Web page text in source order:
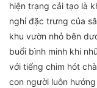
hiện trạng cải tạo là
nghỉ đặc trưng của
khu vườn nhỏ bên
buổi bình minh khi
với tiếng chim hót
con người luôn